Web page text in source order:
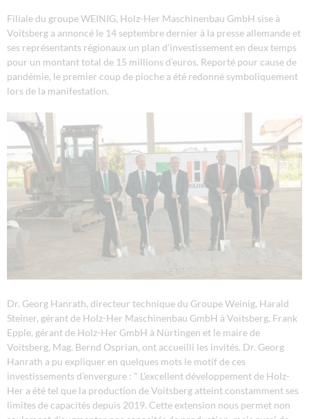
Filiale du groupe WEINIG, Holz-Her Maschinenbau GmbH sise à
Voitsberg a annoncé le 14 septembre dernier à la presse allemande et
ses représentants régionaux un plan d’investissement en deux temps
pour un montant total de 15 millions d’euros. Reporté pour cause de
pandémie, le premier coup de pioche a été redonné symboliquement
lors de la manifestation.
Dr. Georg Hanrath, directeur technique du Groupe Weinig, Harald
Steiner, gérant de Holz-Her Maschinenbau GmbH à Voitsberg, Frank
Epple, gérant de Holz-Her GmbH à Nürtingen et le maire de
Voitsberg, Mag. Bernd Osprian, ont accueilli les invités. Dr. Georg
Hanrath a pu expliquer en quelques mots le motif de ces
investissements d'envergure : " L'excellent développement de Holz-
Her a été tel que la production de Voitsberg atteint constamment ses
limites de capacités depuis 2019. Cette extension nous permet non